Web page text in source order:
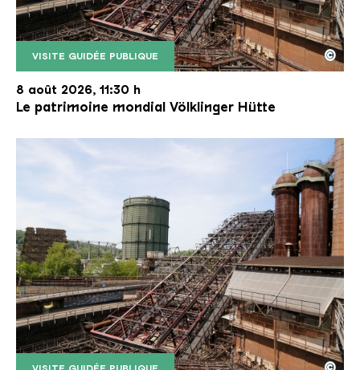
VISITE GUIDÉE PUBLIQUE
Le monte-charge incliné de la Völklinger Hütte
Copyright: Weltkulturerbe Völklinger Hütte | Karl
©
8 août 2026, 11:30 h
Le patrimoine mondial Völklinger Hütte